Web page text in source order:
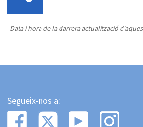
Data i hora de la darrera actualització
Segueix-nos a: